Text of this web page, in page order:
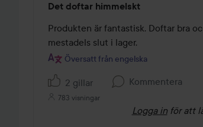
5
av
5
Det doftar himmelskt
Produkten är fantastisk. Doftar bra
mestadels slut i lager.
Översatt från engelska
2 gillar Kommentera
783 visningar
Logga in för att